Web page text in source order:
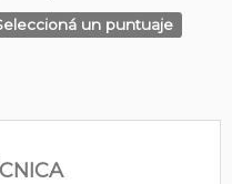
un puntuaje